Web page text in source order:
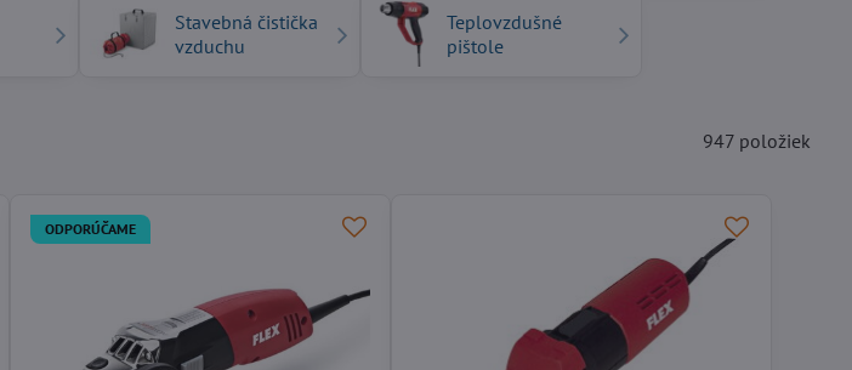
Stavebná čistička
vzduchu
Teplovzdušné
pištole
947 položiek
ODPORÚČAME